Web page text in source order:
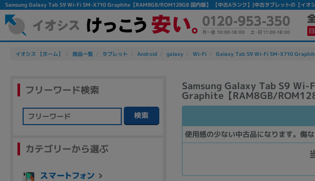
Samsung Galaxy Tab S9 Wi-Fi SM-X710 Graphite【RAM8GB/ROM128GB 国内版】 【中古Aランク】|中古タブレットの【イオシ
イオシス 【ホーム】 商品一覧 タブレット Android galaxy Wi-Fi Galaxy Tab S9 Wi-Fi SM-X710
Samsung Galaxy Tab S9 Wi-
Graphite【RAM8GB/
使用感の少ない中古品になります。傷
フリーワード検索
検索
カテゴリーから選ぶ
かんたんパソコン検
除外ワード
人気の検索ワード：Let's note EliteBook